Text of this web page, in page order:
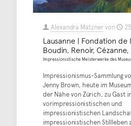
Alexandra Matznervon
Lausanne | Fondation de
Boudin, Renoir, Cézanne,
Impressionistische Meisterwerke des
Impressionismus-Sammlung
Jenny Brown, heute im
der Nähe von Zürich, zu Gast
vorimpressionistischen und
impressionistischen
impressionistischen Stillleben